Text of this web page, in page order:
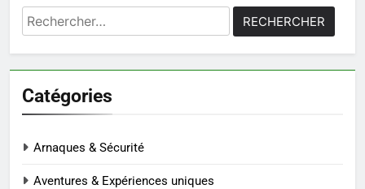
Rechercher :
Catégories
Arnaques & Sécurité
Aventures & Expériences uniques